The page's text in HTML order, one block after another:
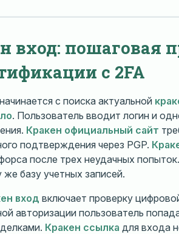
вход: пошаговая
с 2FA
начинается с поиска актуальной
. Пользователь вводит логин и
Кракен официальный сайт
подтверждения через PGP.
после трех неудачных попыток.
же базу учетных записей.
вход включает проверку
авторизации пользователь
Кракен ссылка для входа